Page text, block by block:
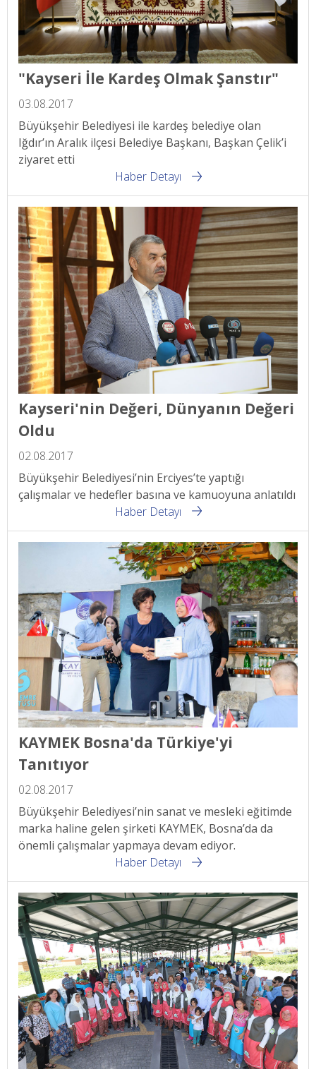
"Kayseri İle Kardeş Olmak Şanstır"
03.08.2017
Büyükşehir Belediyesi ile kardeş belediye olan
Iğdır’ın Aralık ilçesi Belediye Başkanı, Başkan Çelik’i
ziyaret etti
Haber Detayı
Kayseri'nin Değeri, Dünyanın Değeri
Oldu
02.08.2017
Büyükşehir Belediyesi’nin Erciyes’te yaptığı
çalışmalar ve hedefler basına ve kamuoyuna anlatıldı
Haber Detayı
KAYMEK Bosna'da Türkiye'yi
Tanıtıyor
02.08.2017
Büyükşehir Belediyesi’nin sanat ve mesleki eğitimde
marka haline gelen şirketi KAYMEK, Bosna’da da
önemli çalışmalar yapmaya devam ediyor.
Haber Detayı